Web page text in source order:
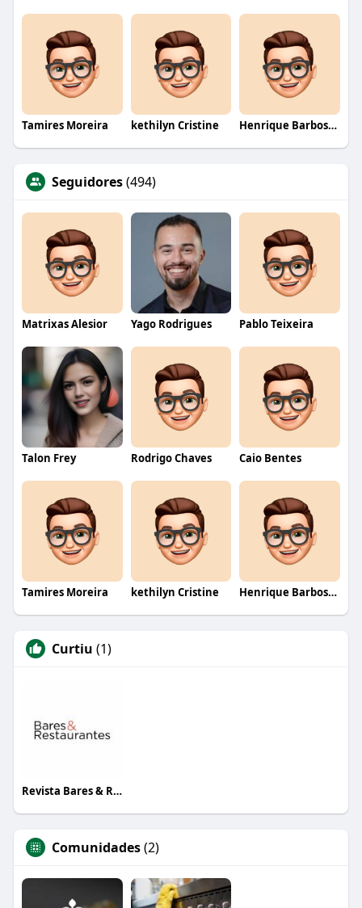
Tamires Moreira kethilyn Cristine Henrique Barbosa Yokobataki
Seguidores(494)
Matrixas Alesior Yago Rodrigues Pablo Teixeira
Talon Frey Rodrigo Chaves Caio Bentes
Tamires Moreira kethilyn Cristine Henrique Barbosa Yokobataki
Curtiu (1)
Revista Bares & Restaurantes
Comunidades(2)